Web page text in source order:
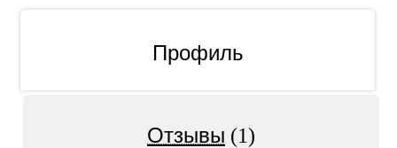
Профиль
Отзывы (1)